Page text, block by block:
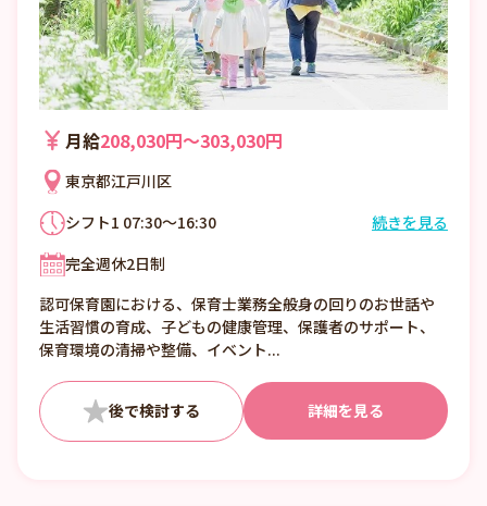
月給208,030円〜303,030円
東京都江戸川区
シフト1 07:30～16:30
シフト3 09:00～18:00
続きを見る
完全週休2日制
認可保育園における、保育士業務全般身の回りのお世話や
生活習慣の育成、子どもの健康管理、保護者のサポート、
保育環境の清掃や整備、イベント...
詳細を見る